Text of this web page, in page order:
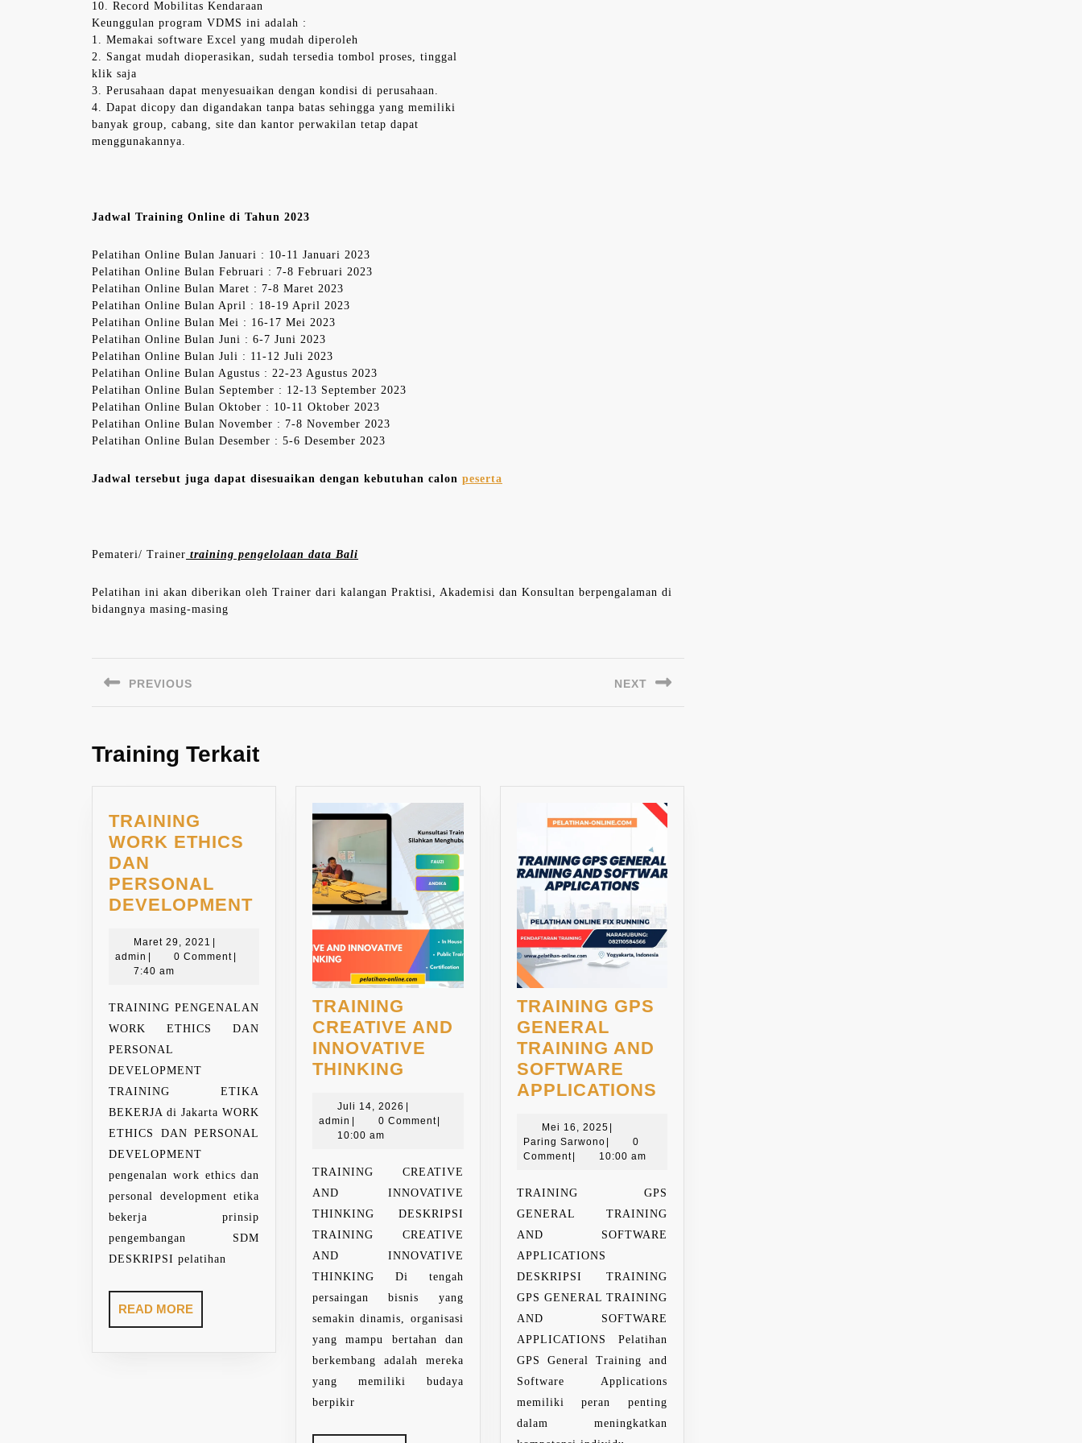
10. Record Mobilitas Kendaraan
Keunggulan program VDMS ini adalah :
1. Memakai software Excel yang mudah diperoleh
2. Sangat mudah dioperasikan, sudah tersedia tombol proses, tinggal
klik saja
3. Perusahaan dapat menyesuaikan dengan kondisi di perusahaan.
4. Dapat dicopy dan digandakan tanpa batas sehingga yang memiliki
banyak group, cabang, site dan kantor perwakilan tetap dapat
menggunakannya.
Jadwal Training Online di Tahun 2023
Pelatihan Online Bulan Januari : 10-11 Januari 2023
Pelatihan Online Bulan Februari : 7-8 Februari 2023
Pelatihan Online Bulan Maret : 7-8 Maret 2023
Pelatihan Online Bulan April : 18-19 April 2023
Pelatihan Online Bulan Mei : 16-17 Mei 2023
Pelatihan Online Bulan Juni : 6-7 Juni 2023
Pelatihan Online Bulan Juli : 11-12 Juli 2023
Pelatihan Online Bulan Agustus : 22-23 Agustus 2023
Pelatihan Online Bulan September : 12-13 September 2023
Pelatihan Online Bulan Oktober : 10-11 Oktober 2023
Pelatihan Online Bulan November : 7-8 November 2023
Pelatihan Online Bulan Desember : 5-6 Desember 2023
Jadwal tersebut juga dapat disesuaikan dengan kebutuhan calon peserta
Pemateri/ Trainer training pengelolaan data Bali
Pelatihan ini akan diberikan oleh Trainer dari kalangan Praktisi, Akademisi dan Konsultan berpengalaman di
bidangnya masing-masing
posPREVIOUS NEXT
Training Terkait
TRAINING
WORK ETHICS
DAN
PERSONAL
DEVELOPMENTTRAINING
ETHICS
PERSONAL
DEVELOPMENT
Maret 29, 2021 Maret
29,
admin admin0 Comment
7:40 am
TRAINING PENGENALAN
WORK ETHICS DAN
PERSONAL
DEVELOPMENT
TRAINING ETIKA
BEKERJA di Jakarta WORK
ETHICS DAN PERSONAL
DEVELOPMENT
pengenalan work ethics dan
personal development etika
bekerja prinsip
pengembangan SDM
DESKRIPSI pelatihan
READ MOREREAD
MORE
TRAINING
CREATIVE AND
INNOVATIVE
THINKING
AND
INNOVATIVE
Juli 14, 2026 Juli
14,
admin admin0 Comment
10:00 am
TRAINING CREATIVE
AND INNOVATIVE
THINKING DESKRIPSI
TRAINING CREATIVE
AND INNOVATIVE
THINKING Di tengah
persaingan bisnis yang
semakin dinamis, organisasi
yang mampu bertahan dan
berkembang adalah mereka
yang memiliki budaya
berpikir
TRAINING GPS
GENERAL
TRAINING AND
SOFTWARE
APPLICATIONS
SOFTWARE
APPLICATIONS
Mei 16, 2025Mei
16,
2025
Paring SarwonoParing
Sarwono
0
Comment
10:00 am
TRAINING GPS
GENERAL TRAINING
AND SOFTWARE
APPLICATIONS
DESKRIPSI TRAINING
GPS GENERAL TRAINING
AND SOFTWARE
APPLICATIONS Pelatihan
GPS General Training and
Software Applications
memiliki peran penting
dalam meningkatkan